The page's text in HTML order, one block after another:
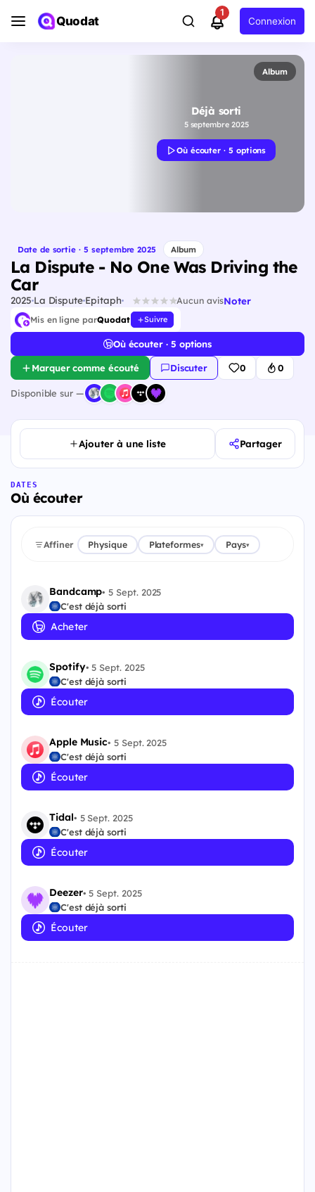
Quodat
1
Connexion
Album
Déjà sorti
5 septembre 2025
Où écouter · 5 options
Date de sortie · 5 septembre 2025 Album
La Dispute - No One Was Driving the
Car
2025 La Dispute Epitaph Aucun avisNoter
Mis en ligne parQuodat Suivre
Où écouter · 5 options
Marquer comme écouté Discuter 0 0
Disponible sur —
Ajouter à une liste Partager
DATES
Où écouter
Affiner Physique Plateformes▾ Pays▾
Bandcamp•5 Sept. 2025
C'est déjà sorti
Acheter
Spotify•5 Sept. 2025
C'est déjà sorti
Écouter
Apple Music•5 Sept. 2025
C'est déjà sorti
Écouter
Tidal• 5 Sept. 2025
C'est déjà sorti
Écouter
Deezer•5 Sept. 2025
C'est déjà sorti
Écouter